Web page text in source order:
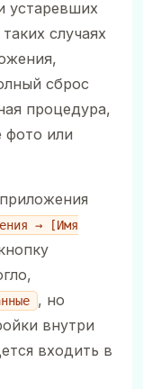
устаревших
случаях
сброс
процедура,
фото или
→ [Имя
, но
внутри
входить в